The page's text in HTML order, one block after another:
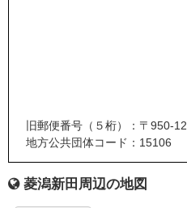
旧郵便番号（５桁）：〒950-12
地方公共団体コード：15106
菱潟新田周辺の地図